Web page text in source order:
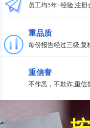
员工均5年+经验,注册
重品质
每份报告经过三级,复
重信誉
不作恶，不欺诈,重信